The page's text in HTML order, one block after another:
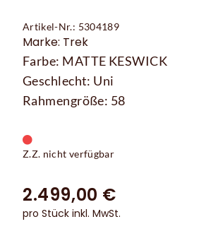
Artikel-Nr.: 5304189
Marke: Trek
Farbe: MATTE KESWICK
Geschlecht: Uni
Rahmengröße: 58
Z.Z. nicht verfügbar
2.499,00 €
pro Stück inkl. MwSt.